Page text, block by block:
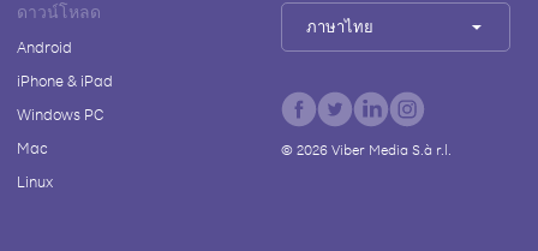
ดาวน์โหลด
Android
iPhone & iPad
Windows PC
Mac
Linux
ภาษาไทย
© 2026Viber Media S.à r.l.